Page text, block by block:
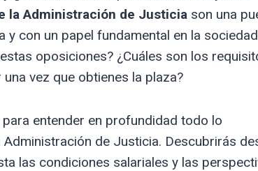
la Administración de Justiciason una
con un papel fundamental en la
oposiciones? ¿Cuáles son los
vez que obtienes la plaza?
entender en profundidad todo lo
de Justicia. Descubrirás
las condiciones salariales y las